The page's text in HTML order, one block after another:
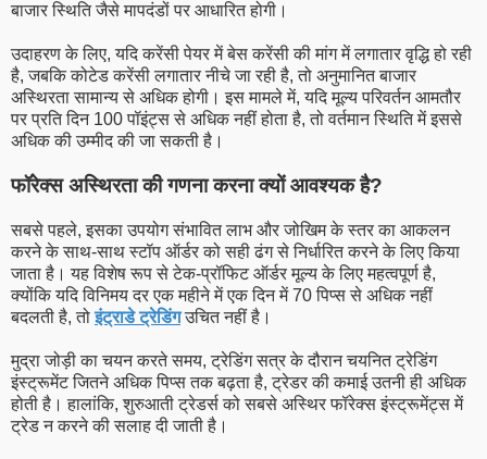
बाजार स्थिति जैसे मापदंडों पर आधारित होगी।
उदाहरण के लिए, यदि करेंसी पेयर में बेस करेंसी की मांग में लगातार वृद्धि हो रही
है, जबकि कोटेड करेंसी लगातार नीचे जा रही है, तो अनुमानित बाजार
अस्थिरता सामान्य से अधिक होगी। इस मामले में, यदि मूल्य परिवर्तन आमतौर
पर प्रति दिन 100 पॉइंट्स से अधिक नहीं होता है, तो वर्तमान स्थिति में इससे
अधिक की उम्मीद की जा सकती है।
फॉरेक्स अस्थिरता की गणना करना क्यों आवश्यक है?
सबसे पहले, इसका उपयोग संभावित लाभ और जोखिम के स्तर का आकलन
करने के साथ-साथ स्टॉप ऑर्डर को सही ढंग से निर्धारित करने के लिए किया
जाता है। यह विशेष रूप से टेक-प्रॉफिट ऑर्डर मूल्य के लिए महत्वपूर्ण है,
क्योंकि यदि विनिमय दर एक महीने में एक दिन में 70 पिप्स से अधिक नहीं
बदलती है, तोइंट्राडे ट्रेडिंगउचित नहीं है।
मुद्रा जोड़ी का चयन करते समय, ट्रेडिंग सत्र के दौरान चयनित ट्रेडिंग
इंस्ट्रूमेंट जितने अधिक पिप्स तक बढ़ता है, ट्रेडर की कमाई उतनी ही अधिक
होती है। हालांकि, शुरुआती ट्रेडर्स को सबसे अस्थिर फॉरेक्स इंस्ट्रूमेंट्स में
ट्रेड न करने की सलाह दी जाती है।